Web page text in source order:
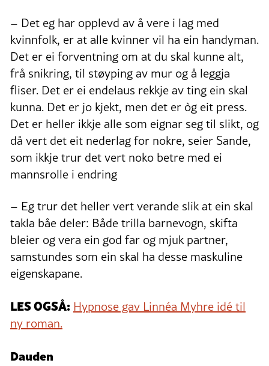
– Det eg har opplevd av å vere i lag med
kvinnfolk, er at alle kvinner vil ha ein handyman.
Det er ei forventning om at du skal kunne alt,
frå snikring, til støyping av mur og å leggja
fliser. Det er ei endelaus rekkje av ting ein skal
kunna. Det er jo kjekt, men det er òg eit press.
Det er heller ikkje alle som eignar seg til slikt, og
då vert det eit nederlag for nokre, seier Sande,
som ikkje trur det vert noko betre med ei
mannsrolle i endring
– Eg trur det heller vert verande slik at ein skal
takla båe deler: Både trilla barnevogn, skifta
bleier og vera ein god far og mjuk partner,
samstundes som ein skal ha desse maskuline
eigenskapane.
LES OGSÅ: Hypnose gav Linnéa Myhre idé til
ny roman.
Dauden